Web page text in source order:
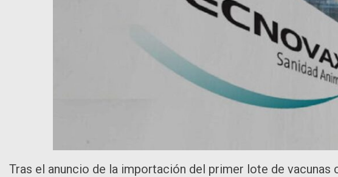
Tras el anuncio de la importación del primer lote de